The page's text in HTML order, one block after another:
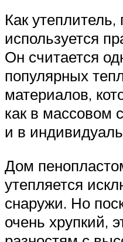
Как утеплитель,
используется
Он считается
популярных
материалов,
как в массовом
и в
Дом
утепляется
снаружи. Но
очень хрупкий,